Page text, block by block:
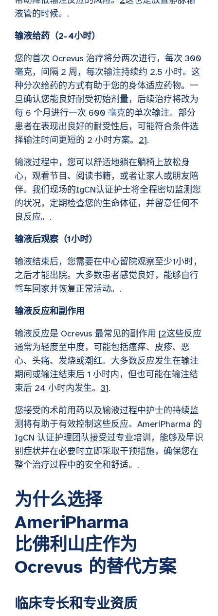
液管的时候。.
输液给药（2-4小时）
您的首次 Ocrevus 治疗将分两次进行，每次 300
毫克，间隔 2 周，每次输注持续约 2.5 小时。这
种分次给药的方式有助于您的身体适应药物。一
旦确认您能良好耐受初始剂量，后续治疗将改为
每 6 个月进行一次 600 毫克的单次输注。部分
患者在表现出良好的耐受性后，可能符合条件选
择输注时间更短的 2 小时方案。 2].
输液过程中，您可以舒适地躺在躺椅上放松身
心，观看节目、阅读书籍，或者让家人或朋友陪
伴。我们现场的IgCN认证护士将全程密切监测您
的状况，定期检查您的生命体征，并留意任何不
良反应。.
输液后观察（1小时）
输液结束后，您需要在中心留院观察至少1小时，
之后才能出院。大多数患者感觉良好，能够自行
驾车回家并恢复正常活动。.
输液反应和副作用
输液反应是 Ocrevus 最常见的副作用 [2这些反应
通常为轻度至中度，可能包括瘙痒、皮疹、恶
心、头痛、发烧或潮红。大多数反应发生在输注
期间或输注结束后 1 小时内，但也可能在输注结
束后 24 小时内发生。 3].
您接受的术前用药以及输液过程中护士的持续监
测将有助于有效控制这些反应。AmeriPharma 的
IgCN 认证护理团队接受过专业培训，能够及早识
别症状并在必要时立即采取干预措施，确保您在
整个治疗过程中的安全和舒适。.
为什么选择
AmeriPharma
比佛利山庄作为
Ocrevus 的替代方案
临床专长和专业资质